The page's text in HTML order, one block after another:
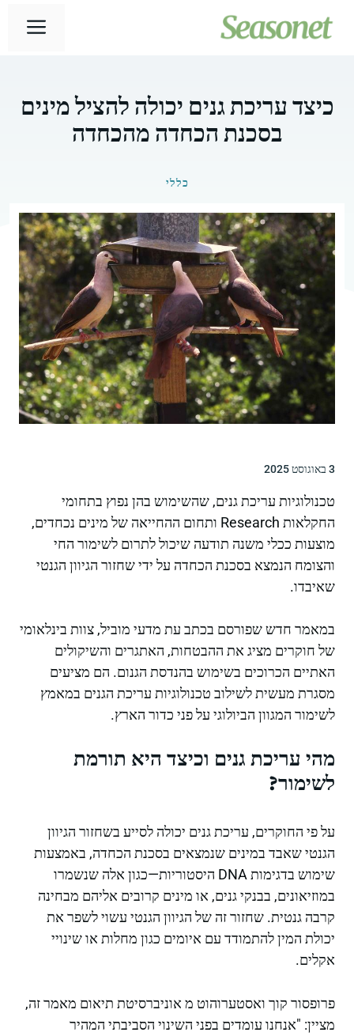
לתוכן
כיצד עריכת גנים יכולה להציל מינים
בסכנת הכחדה מהכחדה
כללי
3 באוגוסט 2025
טכנולוגיות עריכת גנים, שהשימוש בהן נפוץ בתחומי
החקלאות Research ותחום ההחייאה של מינים נכחדים,
מוצעות ככלי משנה תודעה שיכול לתרום לשימור החי
והצומח הנמצא בסכנת הכחדה על ידי שחזור הגיוון הגנטי
שאיבדו.
במאמר חדש שפורסם בכתב עת מדעי מוביל, צוות בינלאומי
של חוקרים מציג את ההבטחות, האתגרים והשיקולים
האתיים הכרוכים בשימוש בהנדסת הגנום. הם מציעים
מסגרת מעשית לשילוב טכנולוגיות עריכת הגנים במאמץ
לשימור המגוון הביולוגי על פני כדור הארץ.
מהי עריכת גנים וכיצד היא תורמת
לשימור?
על פי החוקרים, עריכת גנים יכולה לסייע בשחזור הגיוון
הגנטי שאבד במינים שנמצאים בסכנת הכחדה, באמצעות
שימוש בדגימות DNA היסטוריות—כגון אלה שנשמרו
במוזיאונים, בבנקי גנים, או מינים קרובים אליהם מבחינה
קרבה גנטית. שחזור זה של הגיוון הגנטי עשוי לשפר את
יכולת המין להתמודד עם איומים כגון מחלות או שינויי
אקלים.
פרופסור קוך ואסטערוהוט מ אוניברסיטת תיאום מאמר זה,
מציין: "אנחנו עומדים בפני השינוי הסביבתי המהיר